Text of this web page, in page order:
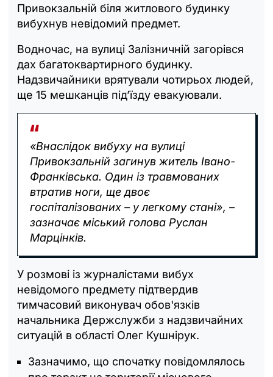
Привокзальній біля житлового будинку
вибухнув невідомий предмет.
Водночас, на вулиці Залізничній загорівся
дах багатоквартирного будинку.
Надзвичайники врятували чотирьох людей,
ще 15 мешканців підʼїзду евакуювали.
«Внаслідок вибуху на вулиці
Привокзальній загинув житель Івано-
Франківська. Один із травмованих
втратив ноги, ще двоє
госпіталізованих – у легкому стані», –
зазначає міський голова Руслан
Марцінків.
У розмові із журналістами вибух
невідомого предмету підтвердив
тимчасовий виконувач обов'язків
начальника Держслужби з надзвичайних
ситуацій в області Олег Кушнірук.
Зазначимо, що спочатку повідомлялось